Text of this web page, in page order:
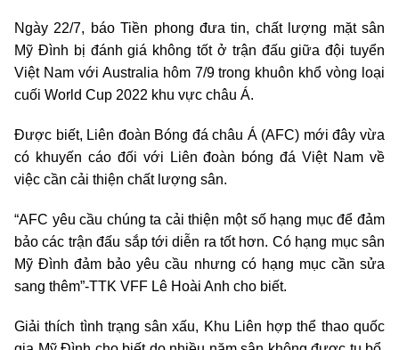
Ngày 22/7, báo Tiền phong đưa tin, chất lượng mặt sân
Mỹ Đình bị đánh giá không tốt ở trận đấu giữa đội tuyển
Việt Nam với Australia hôm 7/9 trong khuôn khổ vòng loại
cuối World Cup 2022 khu vực châu Á.
Được biết, Liên đoàn Bóng đá châu Á (AFC) mới đây vừa
có khuyến cáo đối với Liên đoàn bóng đá Việt Nam về
việc cần cải thiện chất lượng sân.
“AFC yêu cầu chúng ta cải thiện một số hạng mục để đảm
bảo các trận đấu sắp tới diễn ra tốt hơn. Có hạng mục sân
Mỹ Đình đảm bảo yêu cầu nhưng có hạng mục cần sửa
sang thêm”-TTK VFF Lê Hoài Anh cho biết.
Giải thích tình trạng sân xấu, Khu Liên hợp thể thao quốc